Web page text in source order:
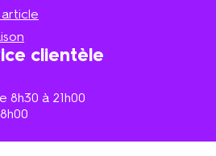
clientèle
8h30 à 21h00